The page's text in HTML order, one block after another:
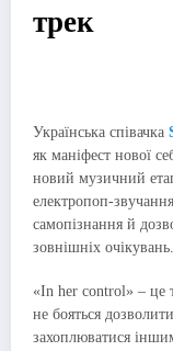
трек
Українська співачка
як маніфест нової
новий музичний
електропоп-
самопізнання й
зовнішніх очікувань.
«In her control» – це
не бояться
захоплюватися